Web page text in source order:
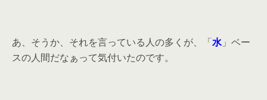
あ、そうか、それを言っている人の多くが、「水」ベー
スの人間だなぁって気付いたのです。